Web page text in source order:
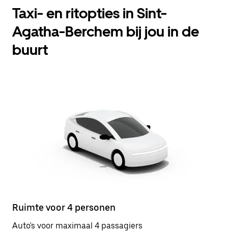
Taxi- en ritopties in Sint-
Agatha-Berchem bij jou in de
buurt
Ruimte voor 4 personen
Auto's voor maximaal 4 passagiers